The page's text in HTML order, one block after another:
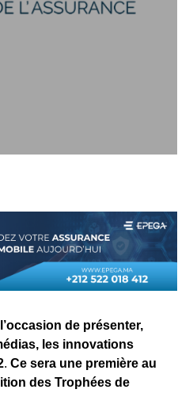
de présenter,
les innovations
. Ce sera une première au
des Trophées de